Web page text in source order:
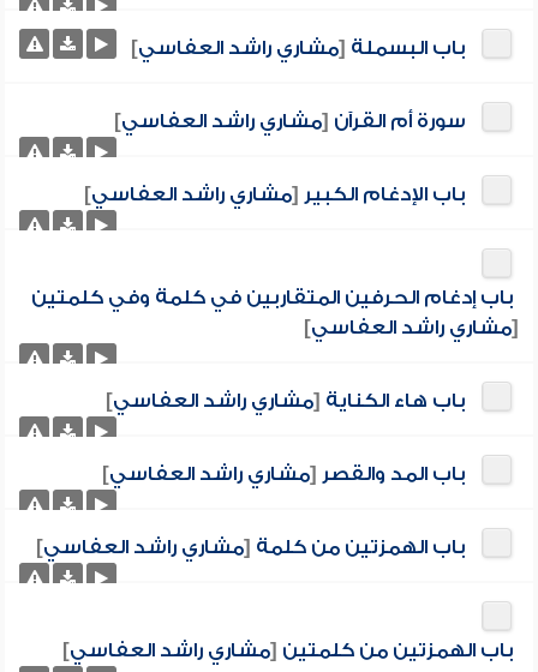
باب البسملة [مشاري راشد العفاسي]
سورة أم القرآن [مشاري راشد العفاسي]
باب الإدغام الكبير [مشاري راشد العفاسي]
باب إدغام الحرفين المتقاربين في كلمة وفي كلمتين
[مشاري راشد العفاسي]
باب هاء الكناية [مشاري راشد العفاسي]
باب المد والقصر [مشاري راشد العفاسي]
باب الهمزتين من كلمة [مشاري راشد العفاسي]
باب الهمزتين من كلمتين [مشاري راشد العفاسي]